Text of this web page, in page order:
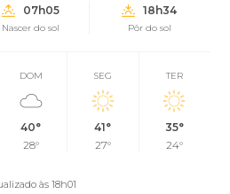
07h05
Nascer do sol
18h34
Pôr do sol
DOM
40°
28°
SEG
41°
27°
TER
35°
24°
às 18h01